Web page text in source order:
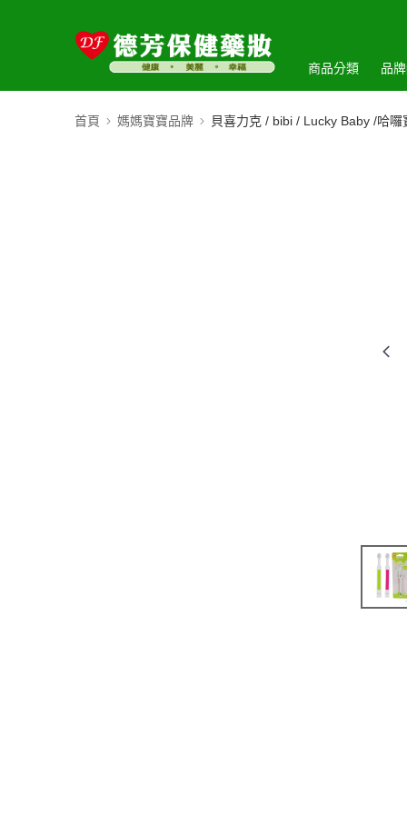
商品分類 品
首頁 媽媽寶寶品牌 貝喜力克 / bibi / Lucky Baby /哈囉